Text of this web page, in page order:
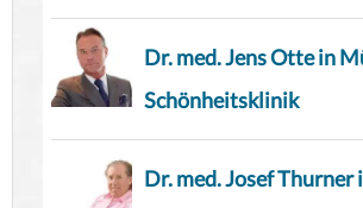
Dr. med. Jens Otte in
Schönheitsklinik
Dr. med. Josef